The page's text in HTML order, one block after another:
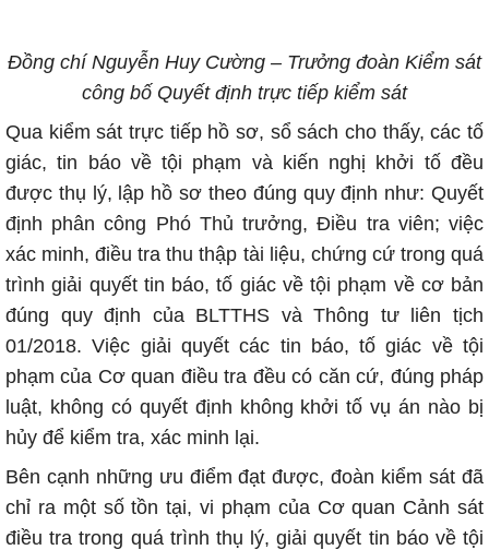
Đồng chí Nguyễn Huy Cường – Trưởng đoàn Kiểm sát
công bố Quyết định trực tiếp kiểm sát
Qua kiểm sát trực tiếp hồ sơ, sổ sách cho thấy, các tố
giác, tin báo về tội phạm và kiến nghị khởi tố đều
được thụ lý, lập hồ sơ theo đúng quy định như: Quyết
định phân công Phó Thủ trưởng, Điều tra viên; việc
xác minh, điều tra thu thập tài liệu, chứng cứ trong quá
trình giải quyết tin báo, tố giác về tội phạm về cơ bản
đúng quy định của BLTTHS và Thông tư liên tịch
01/2018. Việc giải quyết các tin báo, tố giác về tội
phạm của Cơ quan điều tra đều có căn cứ, đúng pháp
luật, không có quyết định không khởi tố vụ án nào bị
hủy để kiểm tra, xác minh lại.
Bên cạnh những ưu điểm đạt được, đoàn kiểm sát đã
chỉ ra một số tồn tại, vi phạm của Cơ quan Cảnh sát
điều tra trong quá trình thụ lý, giải quyết tin báo về tội